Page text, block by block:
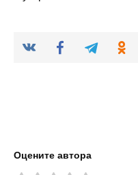
Оцените автора